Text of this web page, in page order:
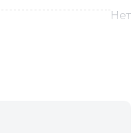
Нет